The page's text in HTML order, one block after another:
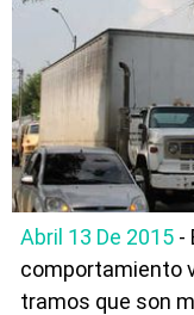
Abril 13 De 2015 -
comportamiento
tramos que son